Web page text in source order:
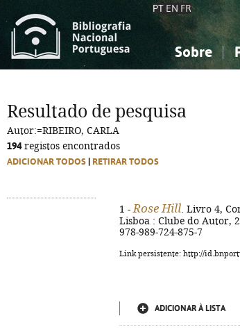
PT EN FR
Sobre
Ciências
Ciências
Resultado de pesquisa
Autor:=RIBEIRO, CARLA
194registos encontrados
ADICIONAR TODOS RETIRAR TODOS
1 - Rose Hill . Livro 4,
Lisboa : Clube do Autor,
978-989-724-875-7
Link persistente: http://
ADICIONAR À LISTA